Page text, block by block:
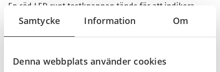
Samtycke Information Om
Denna webbplats använder cookies
En röd LED runt testknappen tänds för att indikera
detta.
bekräftar att programmeringssignalen har skickats.